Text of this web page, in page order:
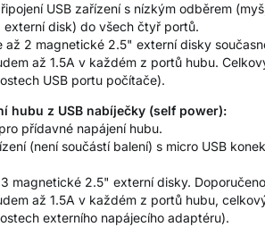
USB zařízení s nízkým odběrem
externí disk) do všech čtyř portů.
až 2 magnetické 2.5" externí disky
až 1.5A v každém z portů hubu.
USB portu počítače).
hubu z USB nabíječky (self power):
přídavné napájení hubu.
(není součástí balení) s micro USB
magnetické 2.5" externí disky.
až 1.5A v každém z portů hubu,
externího napájecího adaptéru).